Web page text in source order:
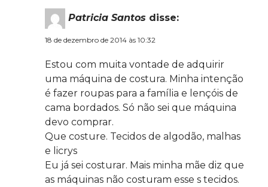
Patricia Santos disse:
18 de dezembro de 2014 às 10:32
Estou com muita vontade de adquirir
uma máquina de costura. Minha intenção
é fazer roupas para a família e lençóis de
cama bordados. Só não sei que máquina
devo comprar.
Que costure. Tecidos de algodão, malhas
e licrys
Eu já sei costurar. Mais minha mãe diz que
as máquinas não costuram esse s tecidos.